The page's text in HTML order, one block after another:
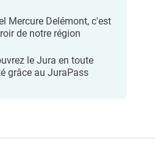
Mercure Delémont, c'est
de notre région
le Jura en toute
grâce au JuraPass